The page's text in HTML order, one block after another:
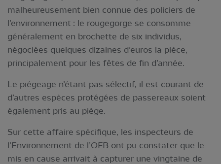
malheureusement bien connue des policiers de
l’environnement : le rougegorge se consomme
généralement en brochette de six individus,
négociées quelques dizaines d’euros la pièce,
principalement pour les fêtes de fin d’année.
Le piégeage n’étant pas sélectif, il est courant de
d’autres espèces protégées de passereaux soient
également pris au piège.
Sur cette affaire spécifique, les inspecteurs de
l’Environnement de l’OFB ont pu constater que le
mis en cause arrivait à capturer une vingtaine de